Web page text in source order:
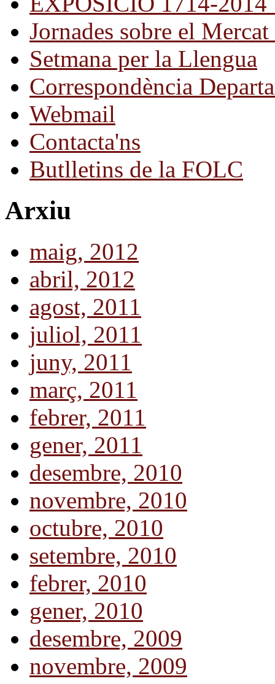
Jornades sobre el
Setmana per la Llengua
Correspondència
Webmail
Contacta'ns
Butlletins de la FOLC
Arxiu
maig, 2012
abril, 2012
agost, 2011
juliol, 2011
juny, 2011
març, 2011
febrer, 2011
gener, 2011
desembre, 2010
novembre, 2010
octubre, 2010
setembre, 2010
febrer, 2010
gener, 2010
desembre, 2009
novembre, 2009